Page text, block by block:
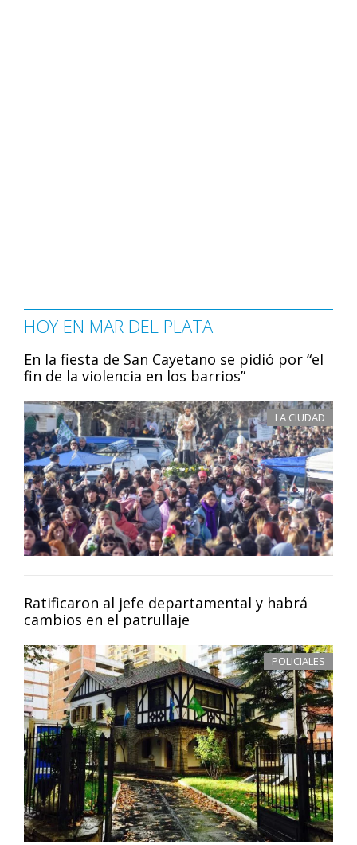
HOY EN MAR DEL PLATA
En la fiesta de San Cayetano se pidió por “el
fin de la violencia en los barrios”
LA CIUDAD
Ratificaron al jefe departamental y habrá
cambios en el patrullaje
POLICIALES